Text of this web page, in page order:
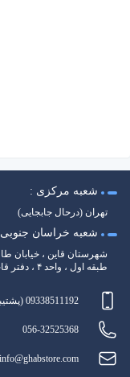
شعبه مرکزی :
تهران (درحال جابجایی)
شعبه خراسان
شهرستان قاین ، خیابان
طبقه اول ، واحد ۴ ، دفتر قاب استور
09338511192 (پشتیبانی)
056-32525368
info@ghabstore.com